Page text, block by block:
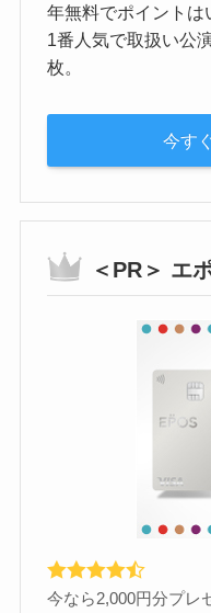
年無料でポイント
1番人気で取扱い公
枚。
今す
＜PR＞ エ
今なら2,000円分プレ